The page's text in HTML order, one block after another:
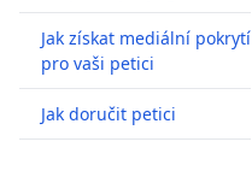
Jak získat mediální pokrytí
pro vaši petici
Jak doručit petici